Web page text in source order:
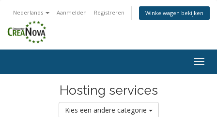
Nederlands Aanmelden Registreren Winkelwagen bekijken
Hosting services
Kies een andere categorie